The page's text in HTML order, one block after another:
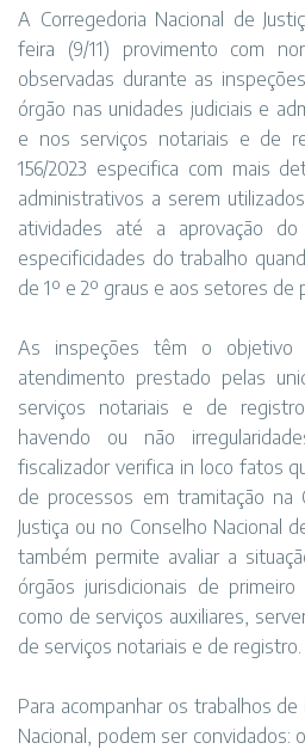
A Corregedoria Nacional de
feira (9/11) provimento com
observadas durante as
órgão nas unidades judiciais e
e nos serviços notariais e de
156/2023 especifica com mais
administrativos a serem
atividades até a aprovação
especificidades do trabalho
de 1º e 2º graus e aos setores de
As inspeções têm o objetivo
atendimento prestado pelas
serviços notariais e de
havendo ou não
fiscalizador verifica in loco fatos
de processos em tramitação na
Justiça ou no Conselho Nacional
também permite avaliar a
órgãos jurisdicionais de
como de serviços auxiliares,
de serviços notariais e de registro.
Para acompanhar os trabalhos
Nacional, podem ser convidados: